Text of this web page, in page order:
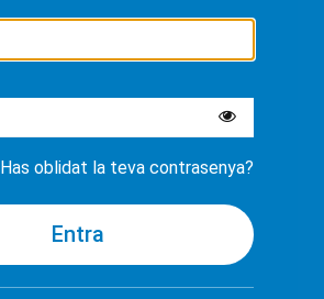
Has oblidat la teva contrasenya?